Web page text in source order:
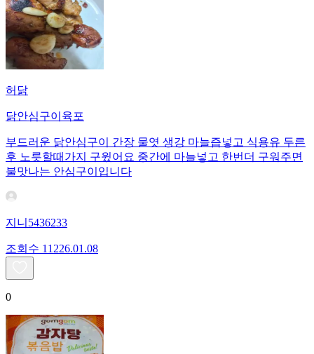
허닭
닭안심구이육포
부드러운 닭안심구이 간장 물엿 생강 마늘즙넣고 식용유 두른
후 노릇할때가지 구윘어요 중간에 마늘넣고 한번더 구워주면
불맛나는 안심구이입니다
지니5436233
조회수 11226.01.08
0